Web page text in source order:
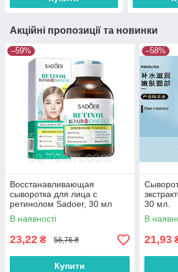
Акційні пропозиції та новинки
–59%
Восстанавливающая
сыворотка для лица с
ретинолом Sadoer, 30 мл
В наявності
23,22 ₴ 56,76 ₴
Купити
–58%
30 мл.
В
21,93